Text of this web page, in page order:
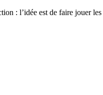
: l’idée est de faire jouer les